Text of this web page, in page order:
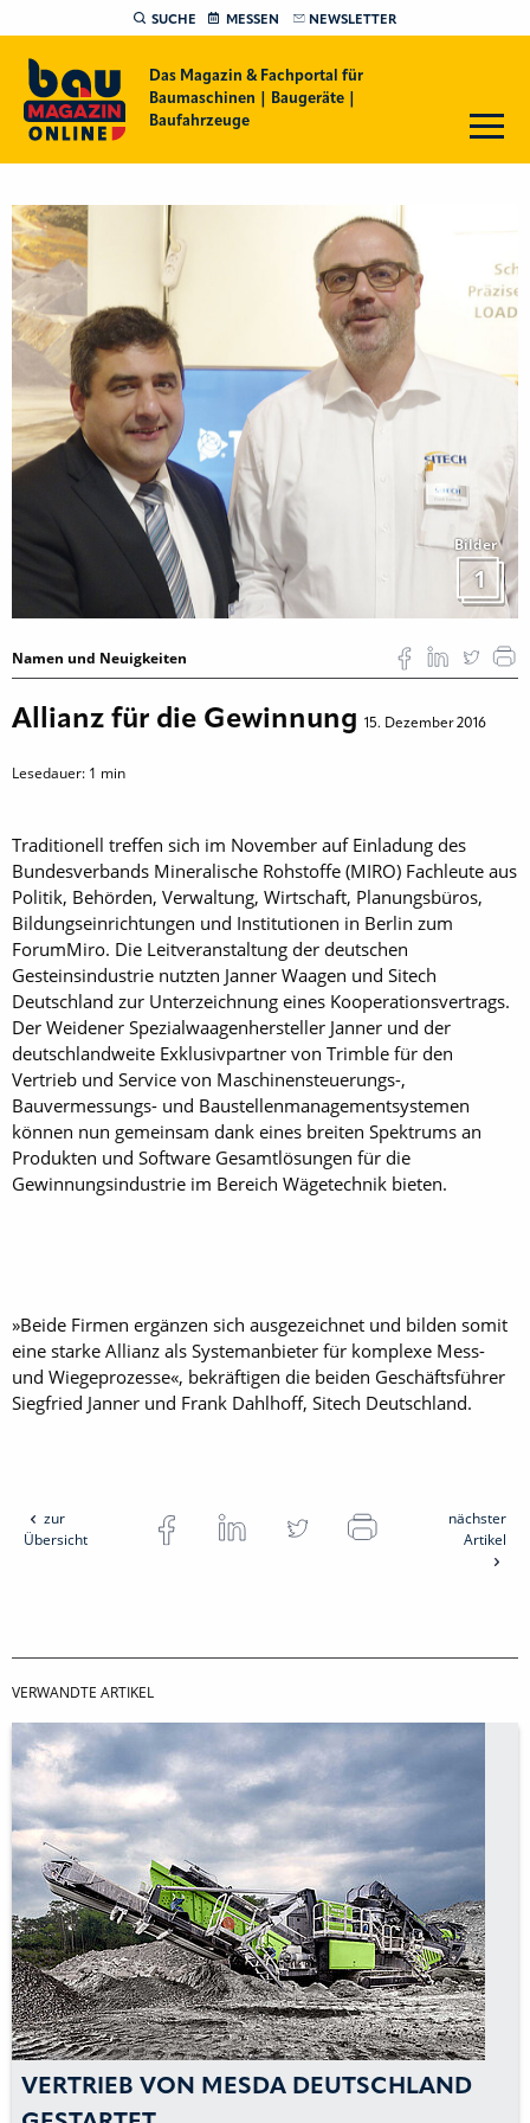
SUCHE MESSEN NEWSLETTER
Das Magazin & Fachportal für
Baumaschinen | Baugeräte |
Baufahrzeuge
Bilder
1
Namen und Neuigkeiten
Allianz für die Gewinnung 15. Dezember 2016
Lesedauer: 1 min
Traditionell treffen sich im November auf Einladung des
Bundesverbands Mineralische Rohstoffe (MIRO) Fachleute aus
Politik, Behörden, Verwaltung, Wirtschaft, Planungsbüros,
Bildungseinrichtungen und Institutionen in Berlin zum
ForumMiro. Die Leitveranstaltung der deutschen
Gesteinsindustrie nutzten Janner Waagen und Sitech
Deutschland zur Unterzeichnung eines Kooperationsvertrags.
Der Weidener Spezialwaagenhersteller Janner und der
deutschlandweite Exklusivpartner von Trimble für den
Vertrieb und Service von Maschinensteuerungs-,
Bauvermessungs- und Baustellenmanagementsystemen
können nun gemeinsam dank eines breiten Spektrums an
Produkten und Software Gesamtlösungen für die
Gewinnungsindustrie im Bereich Wägetechnik bieten.
»Beide Firmen ergänzen sich ausgezeichnet und bilden somit
eine starke Allianz als Systemanbieter für komplexe Mess-
und Wiegeprozesse«, bekräftigen die beiden Geschäftsführer
Siegfried Janner und Frank Dahlhoff, Sitech Deutschland.
zur
Übersicht
nächster
Artikel
VERWANDTE ARTIKEL
VERTRIEB VON MESDA DEUTSCHLAND